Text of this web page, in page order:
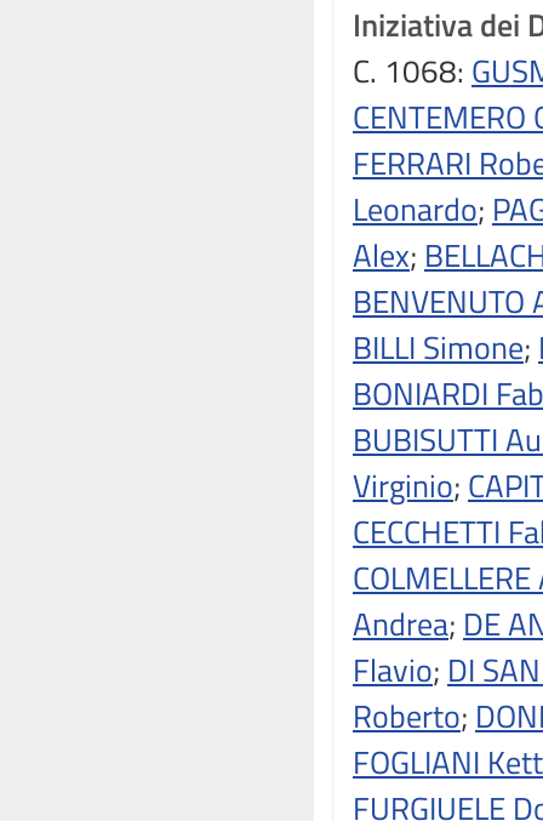
Iniziativa dei
C. 1068:
CENTEMERO
FERRARI
Leonardo;
Alex;
BILLI Simone;
BONIARDI
BUBISUTTI
Virginio;
CECCHETTI
Andrea; DE
Flavio; DI
Roberto;
FOGLIANI
FURGIUELE